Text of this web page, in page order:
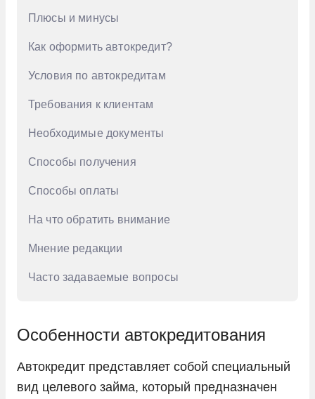
GAC
Geely
Genesis
Haval
Jac
Jaecoo
Jetour
Land Rover
Плюсы и минусы
Как оформить автокредит?
Условия по автокредитам
Требования к клиентам
Необходимые документы
Способы получения
Способы оплаты
На что обратить внимание
Мнение редакции
Часто задаваемые вопросы
Особенности автокредитования
Автокредит представляет собой специальный
вид целевого займа, который предназначен